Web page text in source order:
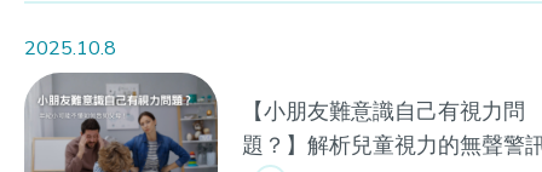
2025.10.8
【小朋友難意識自己有視力問
題？】解析兒童視力的無聲警